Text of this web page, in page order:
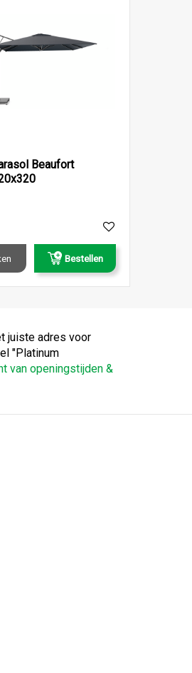
Beaufort
Bestellen
juiste adres voor
"Platinum
van openingstijden &